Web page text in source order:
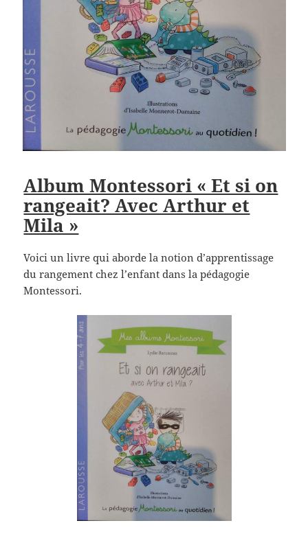
Album Montessori « Et si on
rangeait? Avec Arthur et
Mila »
Voici un livre qui aborde la notion d’apprentissage
du rangement chez l’enfant dans la pédagogie
Montessori.